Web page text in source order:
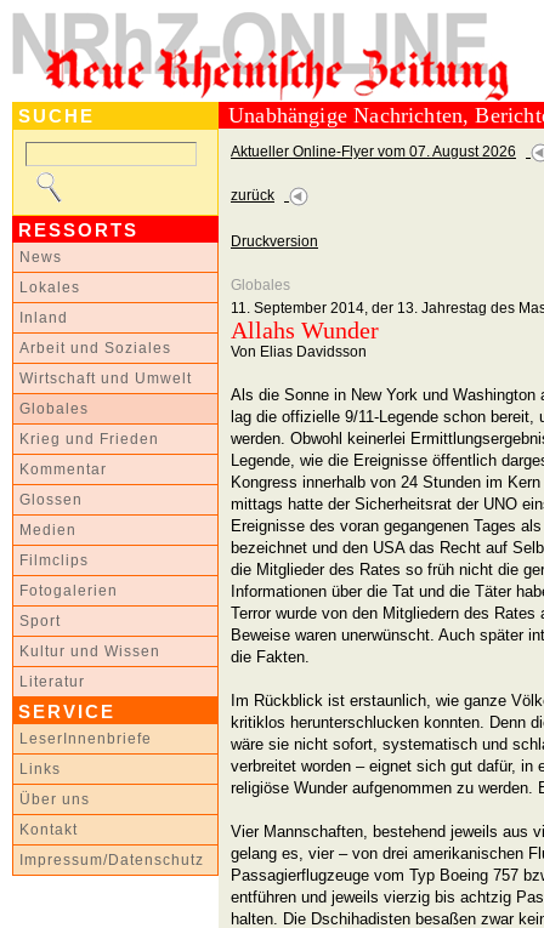
SUCHE
RESSORTS
News
Lokales
Inland
Arbeit und Soziales
Wirtschaft und Umwelt
Globales
Krieg und Frieden
Kommentar
Glossen
Medien
Filmclips
Fotogalerien
Sport
Kultur und Wissen
Literatur
SERVICE
LeserInnenbriefe
Links
Über uns
Kontakt
Impressum/Datenschutz
Unabhängige Nachrichten,
Aktueller Online-Flyer vom 07. August 2026
zurück
Druckversion
Globales
11. September 2014, der 13. Jahrestag des
Allahs Wunder
Von Elias Davidsson
Als die Sonne in New York und Washington
lag die offizielle 9/11-Legende schon
werden. Obwohl keinerlei
Legende, wie die Ereignisse öffentlich
Kongress innerhalb von 24 Stunden im
mittags hatte der Sicherheitsrat der UNO
Ereignisse des voran gegangenen Tages
bezeichnet und den USA das Recht auf
die Mitglieder des Rates so früh nicht die
Informationen über die Tat und die Täter
Terror wurde von den Mitgliedern des
Beweise waren unerwünscht. Auch später
die Fakten.
Im Rückblick ist erstaunlich, wie ganze
kritiklos herunterschlucken konnten. Denn
wäre sie nicht sofort, systematisch und
verbreitet worden – eignet sich gut dafür, in
religiöse Wunder aufgenommen zu werden.
Vier Mannschaften, bestehend jeweils aus
gelang es, vier – von drei amerikanischen
Passagierflugzeuge vom Typ Boeing 757
entführen und jeweils vierzig bis achtzig
halten. Die Dschihadisten besaßen zwar